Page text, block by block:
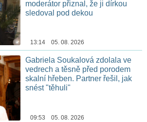
moderátor přiznal, že ji dírkou
sledoval pod dekou
13:14 05. 08. 2026
Gabriela Soukalová zdolala ve
vedrech a těsně před porodem
skalní hřeben. Partner řešil, jak
snést "těhuli"
09:53 05. 08. 2026